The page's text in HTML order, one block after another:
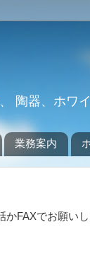
陶器、ホワ
業務案内
かFAXでお願い